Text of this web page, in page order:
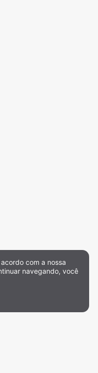
com a nossa
navegando, você